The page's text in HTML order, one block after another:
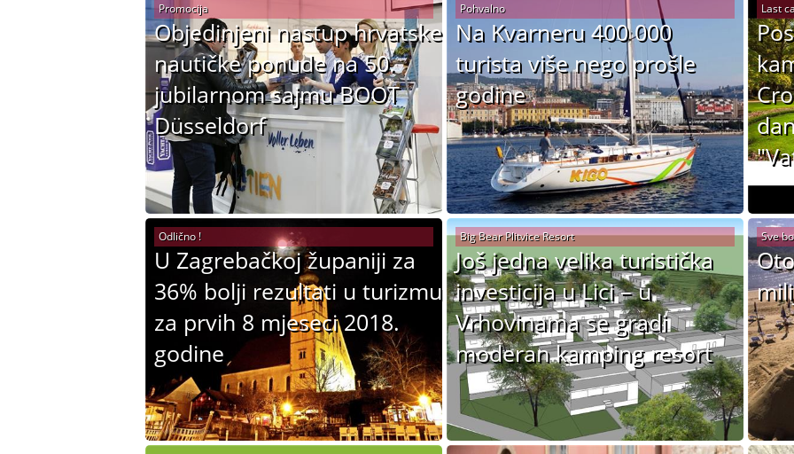
Objedinjeni nastup hrvatske
nautičke ponude na 50.
jubilarnom sajmu BOOT
Düsseldorf
Promocija
Na Kvarneru 400 000
turista više nego prošle
godine
Pohvalno Last
U Zagrebačkoj županiji za
36% bolji rezultati u turizmu
za prvih 8 mjeseci 2018.
godine
Odlično !
Još jedna velika turistička
investicija u Lici – u
Vrhovinama se gradi
moderan kamping resort
Big Bear Plitvice Resort Sve